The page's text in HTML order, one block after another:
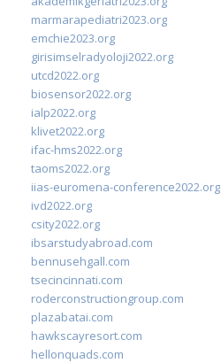
marmarapediatri2023.org
emchie2023.org
girisimselradyoloji2022.org
utcd2022.org
biosensor2022.org
ialp2022.org
klivet2022.org
ifac-hms2022.org
taoms2022.org
iias-euromena-conference2022.org
ivd2022.org
csity2022.org
ibsarstudyabroad.com
bennusehgall.com
tsecincinnati.com
roderconstructiongroup.com
plazabatai.com
hawkscayresort.com
hellonquads.com